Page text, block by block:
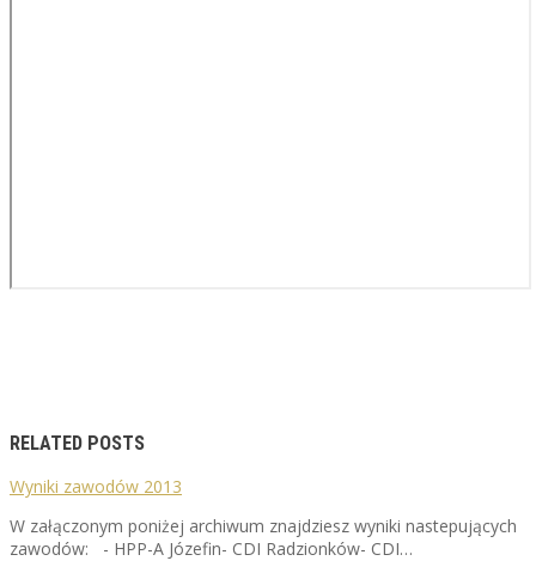
RELATED POSTS
Wyniki zawodów 2013
W załączonym poniżej archiwum znajdziesz wyniki nastepujących
zawodów: - HPP-A Józefin- CDI Radzionków- CDI…